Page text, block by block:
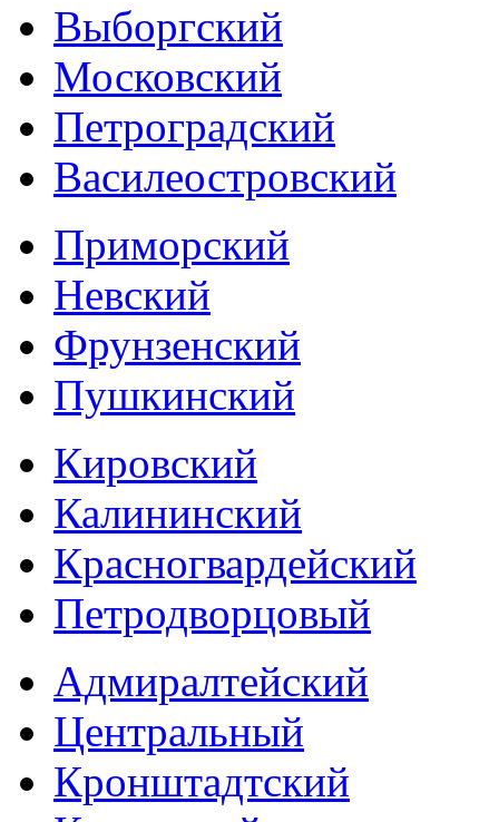
Выборгский
Московский
Петроградский
Василеостровский
Приморский
Невский
Фрунзенский
Пушкинский
Кировский
Калининский
Красногвардейский
Петродворцовый
Адмиралтейский
Центральный
Кронштадтский